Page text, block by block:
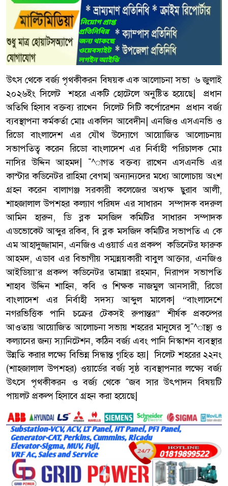
উৎস থেকে বর্জ্য পৃথকীকরন বিষয়ক এক আলোচনা সভা ৬ জুলাই
২০২৬ইং সিলেট শহরে একটি হোটেলে অনুষ্টিত হয়েছে| প্রধান
অতিথি হিসাব বক্তব্য রাখেন সিলেট সিটি কর্পোরেশন প্রধান বর্জ্য
ব্যবস্থাপনা কর্মকর্তা মোঃ একলিন আবেদীন| এনজিও এসএনভি ও
রিডো বাংলাদেশ এর যৌথ উদ্যোগে আয়োজিত আলোচনায়
সভাপতিত্ব করেন রিডো বাংলাদেশ এর নির্বাহী পরিচালক মোঃ
নাসির উদ্দিন আহমদ| ¯^াগত বক্তব্য রাখেন এসএনভি এর
কাস্টার কডিনেটর রাহিমা বেগম| অন্যান্যদের মধ্যে আলোচায় অংশ
গ্রহন করেন বালাগঞ্জ সরকারী কলেজের অধ্যক্ষ ছুরাব আলী,
শাহজালাল উপশহর কল্যাণ পরিষদ এর সাধারন সম্পাদক বদরুল
আমিন হারুন, ডি ব্লক মসজিদ কমিটির সাধারন সম্পাদক
এডভোকেট আব্দুর রকিব, বি ব্লক মসজিদ কমিটির সভাপতি এ কে
এম আহাদুজ্জামান, এনজিও এওয়ার্ড এর প্রকল্প কডিনেটর ফারুক
আহমদ, এডাব এর বিভাগীয় সম্মন্নয়কারী বাবুল আক্তার, এনজিও
আইডিয়া’র প্রকল্প কডিনেটর তামান্না রহমান, নিরাপদ সভাপতি
শাহাব উদ্দিন শাহিন, কবি ও শিক্ষক নাজমুল আনসারী, রিডো
বাংলাদেশ এর নির্বাহী সদস্য আব্দুল মালেক| “বাংলাদেশে
নগরভিত্তিক পানি চক্রের টেকসই রুপান্তর” শীর্ষক প্রকল্পের
আওতায় আয়োজিত আলোচনা সভায় শহরের মানুষের সু¯^াস্থ্য ও
কল্যানের জন্য স্যানিটেশন, কঠিন বর্জ্য এবং পানি নিস্কাশন ব্যবস্থার
উন্নতি করার লক্ষ্যে বিভিন্ন সিন্ধান্ত গৃহিত হয়| সিলেট শহরের ২২নং
(শাহজালাল উপশহর) ওয়ার্ডের বর্জ্য সুষ্ঠ ব্যবস্থাপনার লক্ষ্যে বর্জ্য
উৎসে পৃথকীকরন ও বর্জ্য থেকে ˆজব সার উৎপাদন বিষয়টি
পায়লট প্রকল্প হিসাবে গ্রহন করা হয়েছে|